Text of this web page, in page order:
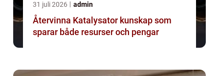
31 juli 2026 admin
Återvinna Katalysator kunskap som
sparar både resurser och pengar